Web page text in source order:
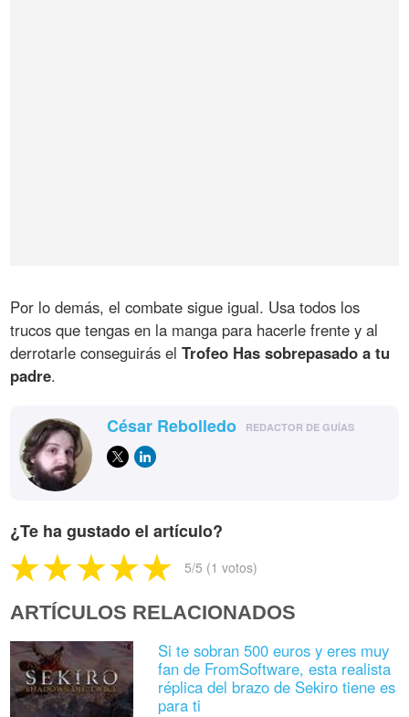
Por lo demás, el combate sigue igual. Usa todos los
trucos que tengas en la manga para hacerle frente y al
derrotarle conseguirás elTrofeo Has sobrepasado a tu
padre.
César Rebolledo REDACTOR DE GUÍAS
¿Te ha gustado el artículo?
5/5 (1 votos)
ARTÍCULOS RELACIONADOS
Si te sobran 500 euros y eres muy
fan de FromSoftware, esta realista
réplica del brazo de Sekiro tiene es
para ti